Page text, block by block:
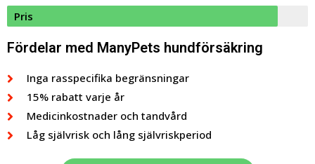
Pris
Fördelar med ManyPets hundförsäkring
Inga rasspecifika begränsningar
15% rabatt varje år
Medicinkostnader och tandvård
Låg självrisk och lång självriskperiod